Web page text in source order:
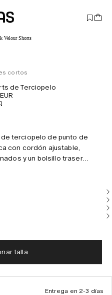
cortos
de Terciopelo
terciopelo de punto de
con cordón ajustable,
y un bolsillo trasero
talla
Entrega en 2-3 días